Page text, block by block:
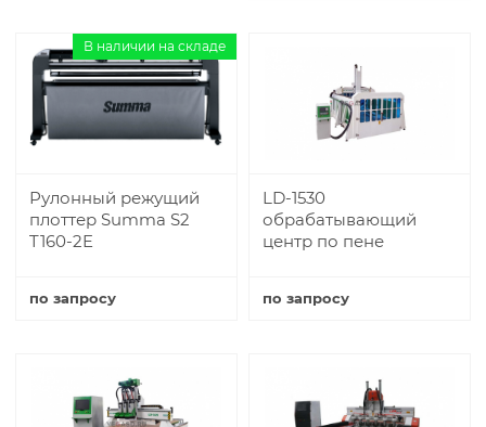
В наличии на складе
Рулонный режущий
плоттер Summa S2
T160-2E
по запросу
LD-1530
обрабатывающий
центр по пене
по запросу